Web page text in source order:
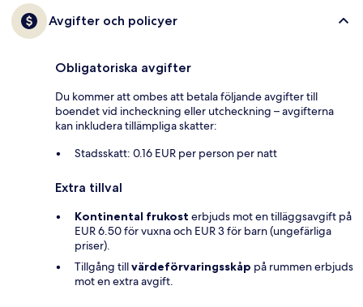
Avgifter och policyer
Obligatoriska avgifter
Du kommer att ombes att betala följande avgifter till
boendet vid incheckning eller utcheckning – avgifterna
kan inkludera tillämpliga skatter:
Stadsskatt: 0.16 EUR per person per natt
Extra tillval
Kontinental frukost erbjuds mot en tilläggsavgift på
EUR 6.50 för vuxna och EUR 3 för barn (ungefärliga
priser).
Tillgång tillvärdeförvaringsskåp på rummen erbjuds
mot en extra avgift.